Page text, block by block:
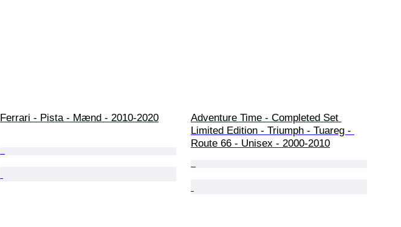
Ferrari - Pista - Mænd - 2010-2020
Adventure Time - Completed Set
Limited Edition - Triumph - Tuareg -
Route 66 - Unisex - 2000-2010